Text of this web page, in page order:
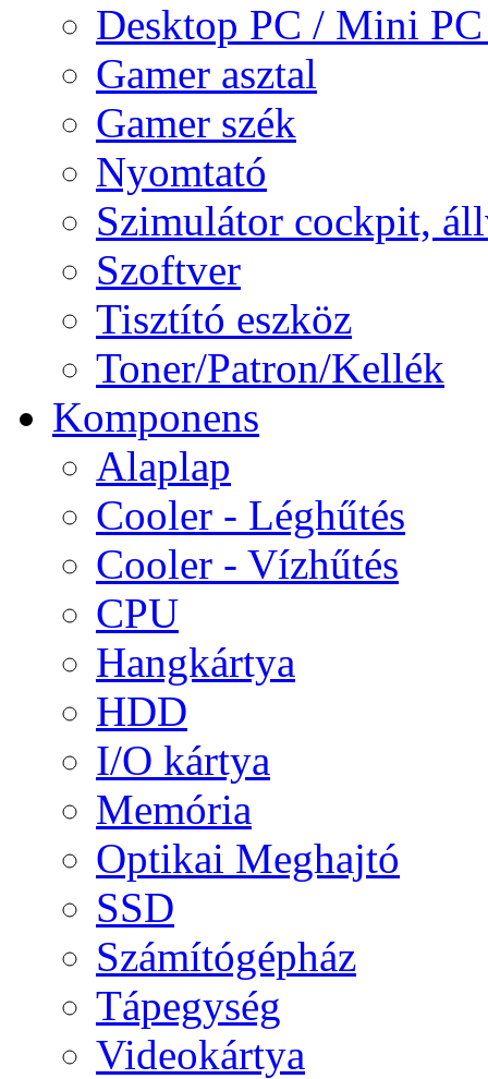
Desktop PC / Mini
Gamer asztal
Gamer szék
Nyomtató
Szimulátor cockpit,
Szoftver
Tisztító eszköz
Toner/Patron/Kellék
Komponens
Alaplap
Cooler - Léghűtés
Cooler - Vízhűtés
CPU
Hangkártya
HDD
I/O kártya
Memória
Optikai Meghajtó
SSD
Számítógépház
Tápegység
Videokártya